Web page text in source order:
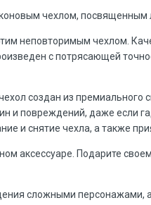
чехлом, посвященным
неповторимым чехлом.
с потрясающей
создан из
и повреждений, даже если
и снятие чехла, а также
аксессуаре. Подарите
сложными